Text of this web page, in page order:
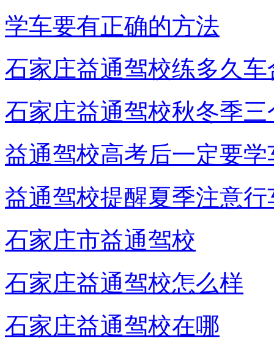
学车要有正确的方法
石家庄益通驾校练多久车
石家庄益通驾校秋冬季
益通驾校高考后一定要学
益通驾校提醒夏季注意行
石家庄市益通驾校
石家庄益通驾校怎么样
石家庄益通驾校在哪